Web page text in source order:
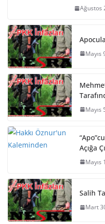
Ağustos
Mayıs
Mayıs
Açığa
Mayıs
Salih
Mart